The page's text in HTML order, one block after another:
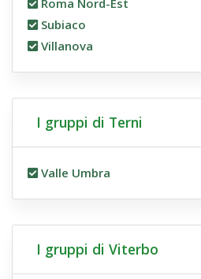
Roma Nord-Est
Subiaco
Villanova
I gruppi di Terni
Valle Umbra
I gruppi di Viterbo